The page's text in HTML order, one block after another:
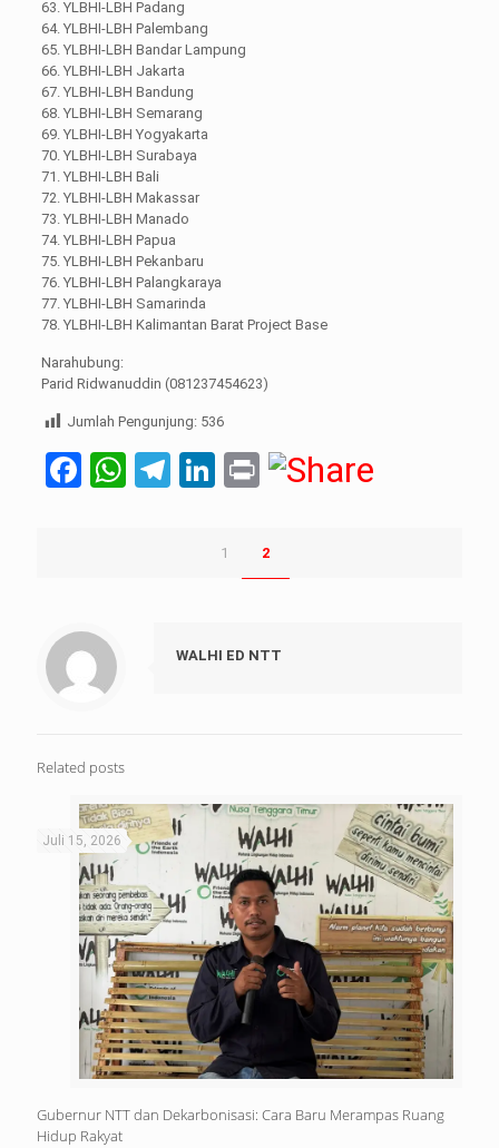
63. YLBHI-LBH Padang
64. YLBHI-LBH Palembang
65. YLBHI-LBH Bandar Lampung
66. YLBHI-LBH Jakarta
67. YLBHI-LBH Bandung
68. YLBHI-LBH Semarang
69. YLBHI-LBH Yogyakarta
70. YLBHI-LBH Surabaya
71. YLBHI-LBH Bali
72. YLBHI-LBH Makassar
73. YLBHI-LBH Manado
74. YLBHI-LBH Papua
75. YLBHI-LBH Pekanbaru
76. YLBHI-LBH Palangkaraya
77. YLBHI-LBH Samarinda
78. YLBHI-LBH Kalimantan Barat Project Base
Narahubung:
Parid Ridwanuddin (081237454623)
Jumlah Pengunjung: 536
Facebook
WhatsApp
Telegram
LinkedIn
Print
1 2
WALHI ED NTT
Related posts
Juli 15, 2026
Gubernur NTT dan Dekarbonisasi: Cara Baru Merampas Ruang
Hidup Rakyat